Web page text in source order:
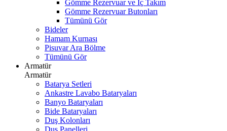
Gömme Rezervuar ve İç Takım
Gömme Rezervuar Butonları
Tümünü Gör
Bideler
Hamam Kurnası
Pisuvar Ara Bölme
Tümünü Gör
Armatür
Armatür
Batarya Setleri
Ankastre Lavabo Bataryaları
Banyo Bataryaları
Bide Bataryaları
Duş Kolonları
Duş Panelleri